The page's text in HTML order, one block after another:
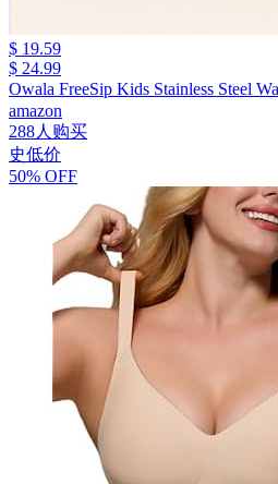
$ 19.59
$ 24.99
Owala FreeSip Kids Stainless Steel
amazon
288人购买
史低价
50% OFF